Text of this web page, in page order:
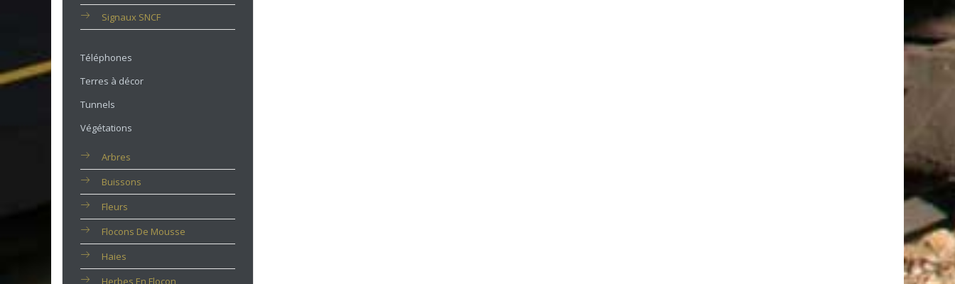
Signaux SNCF
Téléphones
Terres à décor
Tunnels
Végétations
Arbres
Buissons
Fleurs
Flocons De Mousse
Haies
Herbes En Flocon